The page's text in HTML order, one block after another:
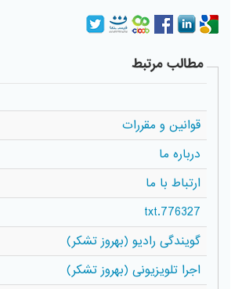
مطالب مرتبط
قوانین و مقررات
درباره ما
ارتباط با ما
776327.txt
گویندگی رادیو (بهروز تشکر)
اجرا تلویزیونی (بهروز تشکر)